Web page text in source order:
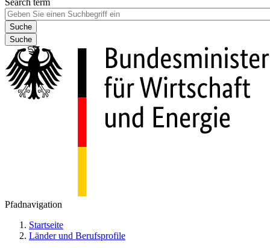
Suche
Pfadnavigation
Startseite
Länder und Berufsprofile